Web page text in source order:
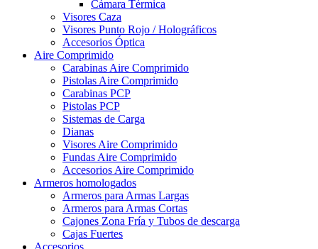
Cámara Térmica
Visores Caza
Visores Punto Rojo / Holográficos
Accesorios Óptica
Aire Comprimido
Carabinas Aire Comprimido
Pistolas Aire Comprimido
Carabinas PCP
Pistolas PCP
Sistemas de Carga
Dianas
Visores Aire Comprimido
Fundas Aire Comprimido
Accesorios Aire Comprimido
Armeros homologados
Armeros para Armas Largas
Armeros para Armas Cortas
Cajones Zona Fría y Tubos de descarga
Cajas Fuertes
Accesorios